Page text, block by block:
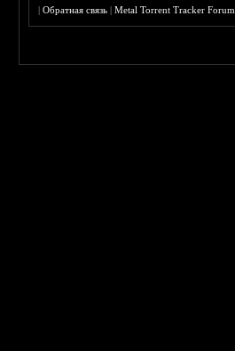
|Обратная связь |Metal Torrent Tracker Forum